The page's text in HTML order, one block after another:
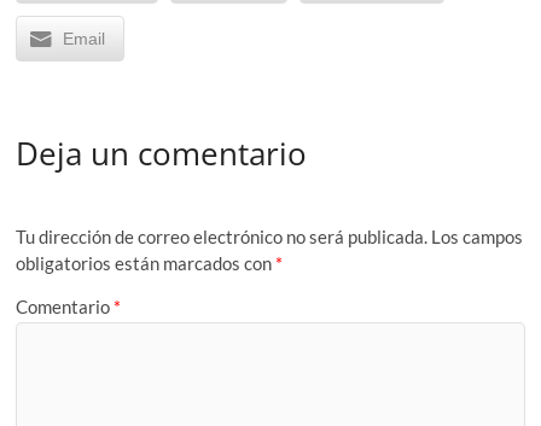
Email
Deja un comentario
Tu dirección de correo electrónico no será publicada. Los campos
obligatorios están marcados con *
Comentario *